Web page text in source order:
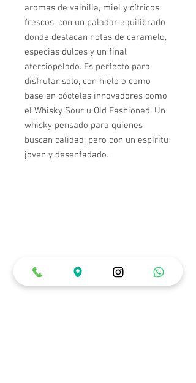
aromas de vainilla, miel y cítricos
frescos, con un paladar equilibrado
donde destacan notas de caramelo,
especias dulces y un final
aterciopelado. Es perfecto para
disfrutar solo, con hielo o como
base en cócteles innovadores como
el Whisky Sour u Old Fashioned. Un
whisky pensado para quienes
buscan calidad, pero con un espíritu
joven y desenfadado.
Carrera 22 # 84 - 99 (Piso 1)
3007688226